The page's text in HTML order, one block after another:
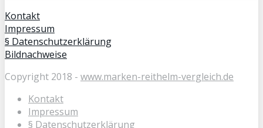
Kontakt
Impressum
§ Datenschutzerklärung
Bildnachweise
Copyright 2018 - www.marken-reithelm-vergleich.de
Kontakt
Impressum
§ Datenschutzerklärung